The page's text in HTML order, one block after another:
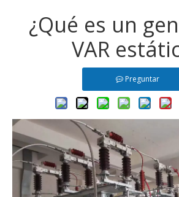
¿Qué es un
VAR
Preguntar